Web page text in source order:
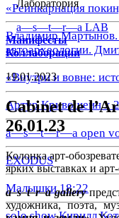
«Реинкарнация
Владимир Мартынов.
автоархеологии.
«Внутри и вовне:
Артур Кривошеин х
a—s—t—r—a open
EXODUS
Малышки 18:22
Лаборатория
a—s—t—r—a LAB
Манифесты
Коллаборации
19.01.2023
Cabinet de
26.01.23
Колонка арт-
ярких выставках и
a–s–t–r–a gallery
художника, поэта,